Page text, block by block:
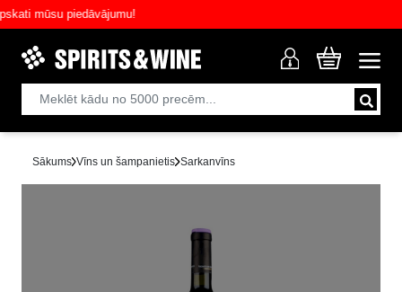
mūsu piedāvājumu!
Sākums Vīns un šampanietis Sarkanvīns